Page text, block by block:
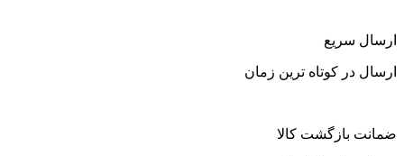
ارسال سریع
ارسال در کوتاه ترین زمان
ضمانت بازگشت کالا